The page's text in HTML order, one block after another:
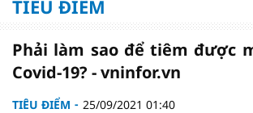
TIÊU ĐIỂM
Phải làm sao để tiêm được
Covid-19? - vninfor.vn
TIÊU ĐIỂM 25/09/2021 01:40